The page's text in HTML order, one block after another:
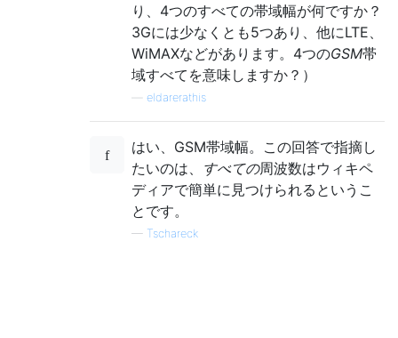
り、4つのすべての帯域幅が何ですか？
3Gには少なくとも5つあり、他にLTE、
WiMAXなどがあります。4つのGSM帯
域すべてを意味しますか？）
eldarerathis
はい、GSM帯域幅。この回答で指摘し
たいのは、 すべての周波数はウィキペ
ディアで簡単に見つけられるというこ
とです。
— Tschareck